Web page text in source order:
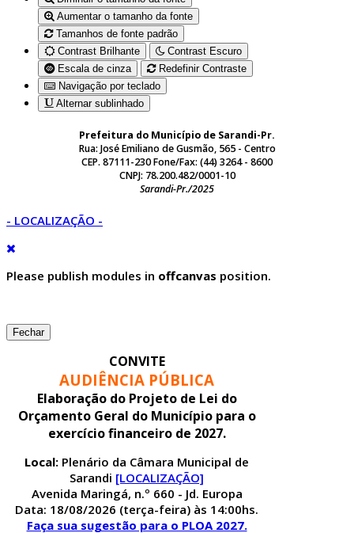
Aumentar o tamanho da fonte
Tamanhos de fonte padrão
Contrast Brilhante
Contrast Escuro
Escala de cinza
Redefinir Contraste
Navigação por teclado
Alternar sublinhado
Prefeitura do Município de Sarandi-Pr.
Rua: José Emiliano de Gusmão, 565 - Centro
CEP. 87111-230 Fone/Fax: (44) 3264 - 8600
CNPJ: 78.200.482/0001-10
Sarandi-Pr./2025
- LOCALIZAÇÃO -
Please publish modules in offcanvas position.
Fechar
CONVITE
AUDIÊNCIA PÚBLICA
Elaboração do Projeto de Lei do
Orçamento Geral do Município para o
exercício financeiro de 2027.
Local: Plenário da Câmara Municipal de
Sarandi [LOCALIZAÇÃO]
Avenida Maringá, n.º 660 - Jd. Europa
Data: 18/08/2026 (terça-feira) às 14:00hs.
Faça sua sugestão para o PLOA 2027.